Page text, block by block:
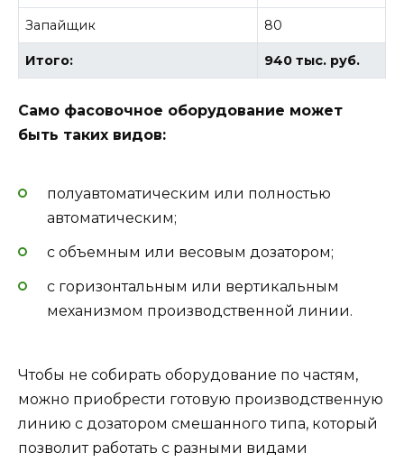
Запайщик 80
Итого: 940 тыс. руб.
Само фасовочное оборудование может
быть таких видов:
полуавтоматическим или полностью
автоматическим;
с объемным или весовым дозатором;
с горизонтальным или вертикальным
механизмом производственной линии.
Чтобы не собирать оборудование по частям,
можно приобрести готовую производственную
линию с дозатором смешанного типа, который
позволит работать с разными видами